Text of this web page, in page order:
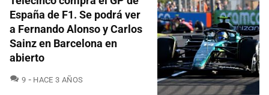
España de F1. Se podrá ver
a Fernando Alonso y Carlos
Sainz en Barcelona en
abierto
9 COMENTARIOS
HACE 3 AÑOS